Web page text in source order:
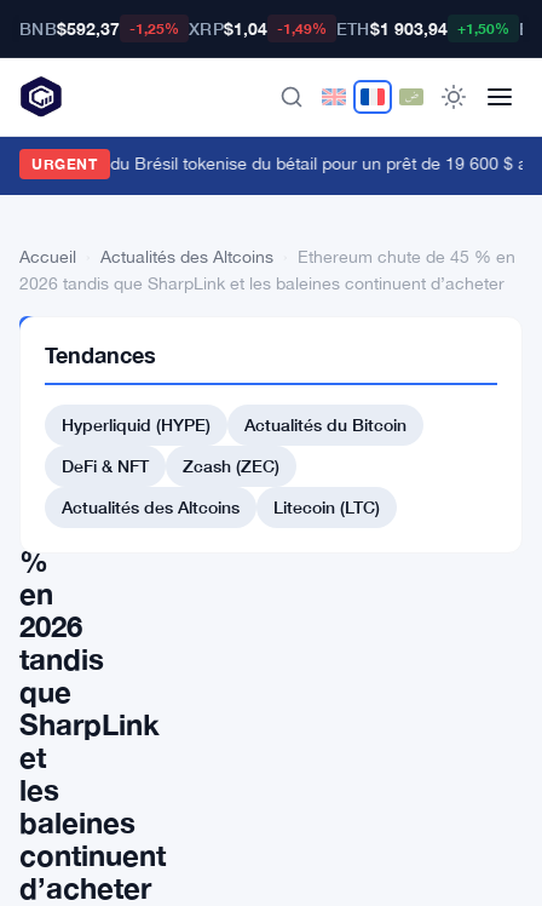
BNB$592,37 -1,25% XRP$1,04 -1,49% ETH$1 903,94 +1,50%
URGENT
Bourse B3 du Brésil tokenise du bétail pour un prêt de 19 600 $
Accueil Actualités des Altcoins
Ethereum chute de 45 % en
2026 tandis que SharpLink et les baleines continuent d’acheter
DES
ALTCOINS
Ethereum
chute
%
en
2026
tandis
que
SharpLink
et
les
baleines
continuent
d’acheter
Tendances
Hyperliquid (HYPE)
Actualités du Bitcoin
DeFi & NFT
Zcash (ZEC)
Actualités des Altcoins
Litecoin (LTC)